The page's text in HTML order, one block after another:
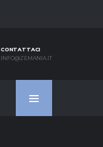
CONTATTACI
INFO@ZEMANIA.IT